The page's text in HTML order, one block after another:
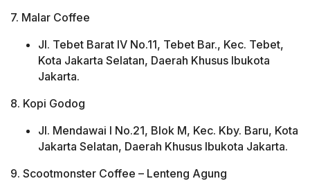
7. Malar Coffee
Jl. Tebet Barat IV No.11, Tebet Bar., Kec. Tebet,
Kota Jakarta Selatan, Daerah Khusus Ibukota
Jakarta.
8. Kopi Godog
Jl. Mendawai I No.21, Blok M, Kec. Kby. Baru, Kota
Jakarta Selatan, Daerah Khusus Ibukota Jakarta.
9. Scootmonster Coffee – Lenteng Agung